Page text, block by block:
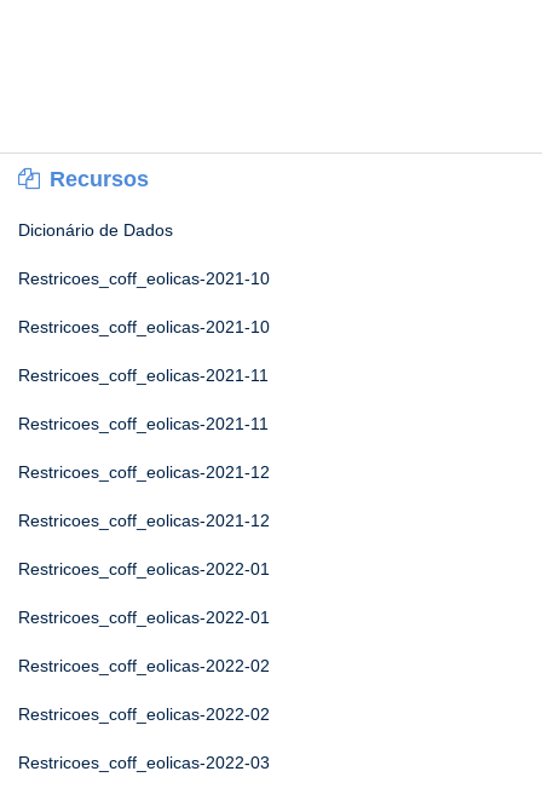
Recursos
Dicionário de Dados
Restricoes_coff_eolicas-2021-10
Restricoes_coff_eolicas-2021-10
Restricoes_coff_eolicas-2021-11
Restricoes_coff_eolicas-2021-11
Restricoes_coff_eolicas-2021-12
Restricoes_coff_eolicas-2021-12
Restricoes_coff_eolicas-2022-01
Restricoes_coff_eolicas-2022-01
Restricoes_coff_eolicas-2022-02
Restricoes_coff_eolicas-2022-02
Restricoes_coff_eolicas-2022-03